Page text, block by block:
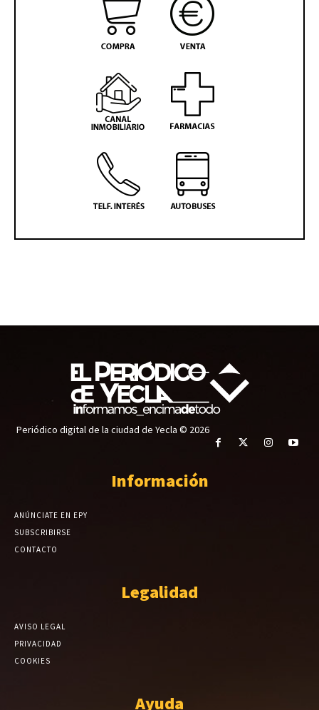
Periódico digital de la ciudad de Yecla © 2026
Información
ANÚNCIATE EN EPY
SUBSCRIBIRSE
CONTACTO
Legalidad
AVISO LEGAL
PRIVACIDAD
COOKIES
Ayuda